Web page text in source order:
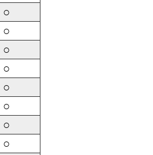
○
○
○
○
○
○
○
○